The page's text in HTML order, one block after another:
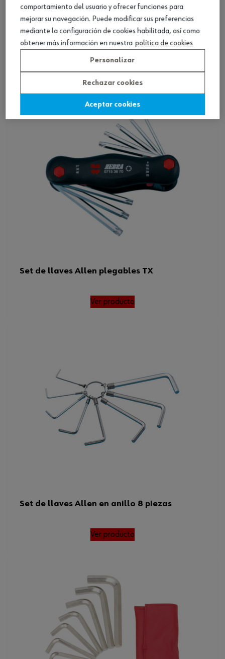
Set llaves Allen desliz., cortas, 9 pz.
Set de llaves Allen plegables TX
Ver producto
Set de llaves Allen en anillo 8 piezas
Ver producto
comportamiento del usuario y ofrecer funciones para
mejorar su navegación. Puede modificar sus preferencias
mediante la configuración de cookies habilitada, así como
obtener más información en nuestra política de cookies
Personalizar
Rechazar cookies
Aceptar cookies